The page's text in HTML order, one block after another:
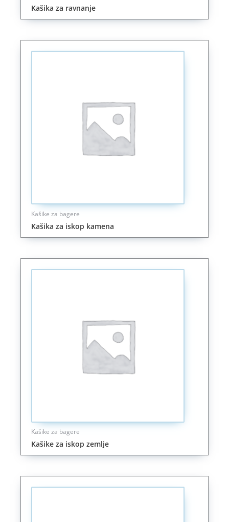
Kašika za ravnanje
Kašike za bagere
Kašika za iskop kamena
Kašike za bagere
Kašike za iskop zemlje